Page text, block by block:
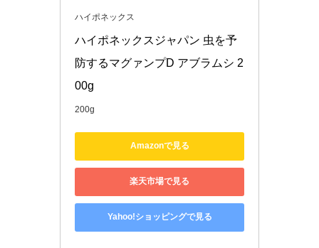
ハイポネックス
ハイポネックスジャパン 虫を予
防するマグァンプD アブラムシ 2
00g
200g
Amazonで見る
楽天市場で見る
Yahoo!ショッピングで見る